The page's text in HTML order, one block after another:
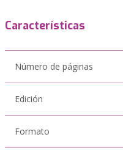
Características
Número de páginas
Edición
Formato